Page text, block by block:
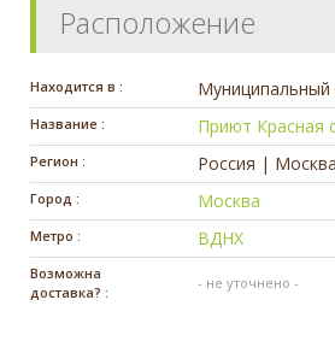
Расположение
Находится в : Муниципальный
Название : Приют Красная
Регион : Россия | Москва
Город : Москва
Метро : ВДНХ
Возможна
доставка? :
- не уточнено -